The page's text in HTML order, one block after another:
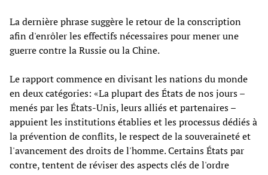
La dernière phrase suggère le retour de la conscription
afin d'enrôler les effectifs nécessaires pour mener une
guerre contre la Russie ou la Chine.
Le rapport commence en divisant les nations du monde
en deux catégories: «La plupart des États de nos jours –
menés par les États-Unis, leurs alliés et partenaires –
appuient les institutions établies et les processus dédiés à
la prévention de conflits, le respect de la souveraineté et
l'avancement des droits de l'homme. Certains États par
contre, tentent de réviser des aspects clés de l'ordre